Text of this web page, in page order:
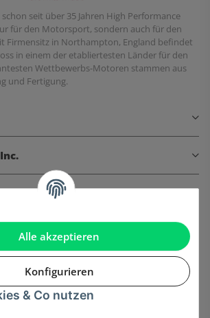
Alle akzeptieren
Konfigurieren
& Co nutzen
seit über 35 Jahren High Performance
für den Motorsport, sondern auch für den
Firmensitz in Northampton, England befindet
in einem der etabliertesten Länder für den
Wettbewerbs-Motoren stammen aus
und Fertigung.